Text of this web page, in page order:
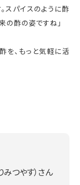
スパイスのように酢
の酢の姿ですね」
を、もっと気軽に活
みつやす）さん